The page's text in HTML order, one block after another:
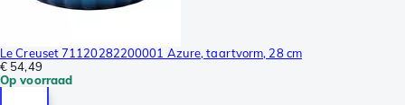
Le Creuset 71120282200001 Azure, taartvorm, 28 cm
€ 54,49
Op voorraad